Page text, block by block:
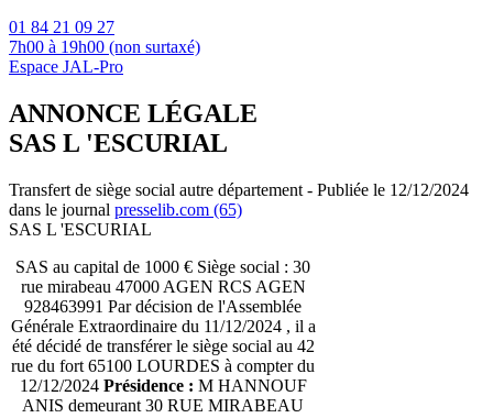
01 84 21 09 27
7h00 à 19h00 (non surtaxé)
Espace JAL-Pro
ANNONCE LÉGALE
SAS L 'ESCURIAL
Transfert de siège social autre département - Publiée le 12/12/2024
dans le journal presselib.com (65)
SAS L 'ESCURIAL
SAS au capital de 1000 € Siège social : 30
rue mirabeau 47000 AGEN RCS AGEN
928463991 Par décision de l'Assemblée
Générale Extraordinaire du 11/12/2024 , il a
été décidé de transférer le siège social au 42
rue du fort 65100 LOURDES à compter du
12/12/2024 Présidence : M HANNOUF
ANIS demeurant 30 RUE MIRABEAU